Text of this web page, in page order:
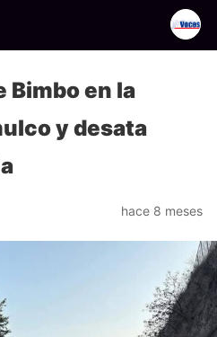
Bimbo en la
y desata
hace 8 meses